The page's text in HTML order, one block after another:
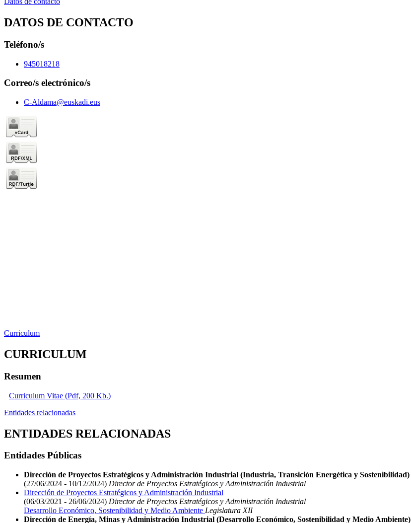
DATOS DE CONTACTO
Teléfono/s
945018218
Correo/s electrónico/s
C-Aldama@euskadi.eus
Curriculum
CURRICULUM
Resumen
Curriculum Vitae (Pdf, 200 Kb.)
Entidades relacionadas
ENTIDADES RELACIONADAS
Entidades Públicas
Dirección de Proyectos Estratégicos y Administración Industrial (Industria, Transición Energética y Sostenibilidad)
(27/06/2024 - 10/12/2024) Director de Proyectos Estratégicos y Administración Industrial
Dirección de Proyectos Estratégicos y Administración Industrial
(06/03/2021 - 26/06/2024) Director de Proyectos Estratégicos y Administración Industrial
Desarrollo Económico, Sostenibilidad y Medio Ambiente Legislatura XII
Dirección de Energía, Minas y Administración Industrial (Desarrollo Económico, Sostenibilidad y Medio Ambiente)